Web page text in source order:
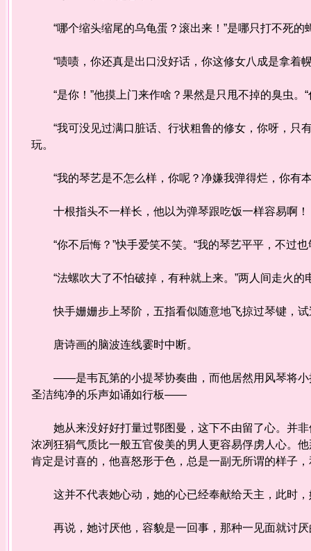
“哪个缩头缩尾的乌龟蛋？滚出来！”是哪只打不死的
“啧啧，你还真是出口没好话，你这修女八成是拿着
“是你！”他摸上门来作啥？果然是只甩不掉的臭虫。“
“我可没见过满口脏话、行状粗鲁的修女，你呀，只
玩。
“我的琴艺是不怎么样，你呢？净嫌我弹得烂，你有
十根指头不一样长，他以为弹琴跟吃饭一样容易啊！
“你不后悔？”快手爱笑不笑。“我的琴艺平平，不过也
“法螺吹大了不怕破掉，有种就上来。”两人间走火的
快手姗姗步上琴阶，五指看似随意地飞掠过琴键，试
唐诗画的脑波连线霎时中断。
——是韦瓦第的小提琴协奏曲，而他居然用风琴将小
圣洁纯净的乐声如诵如行板——
她从来没好好打量过鄂图曼，这下不由留了心。并非
浓冽狂狷气质比一般五官俊美的男人更容易俘虏人心。
肯定是讨喜的，他喜怒形于色，总是一副无所谓的样子
这并不代表她心动，她的心已经奉献给天主，此时，
再说，她讨厌他，容貌是一回事，那种一见面就讨厌